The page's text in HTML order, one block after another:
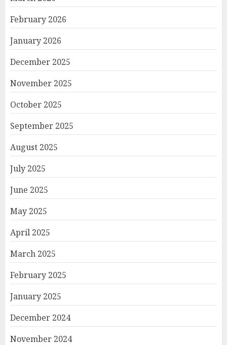
February 2026
January 2026
December 2025
November 2025
October 2025
September 2025
August 2025
July 2025
June 2025
May 2025
April 2025
March 2025
February 2025
January 2025
December 2024
November 2024